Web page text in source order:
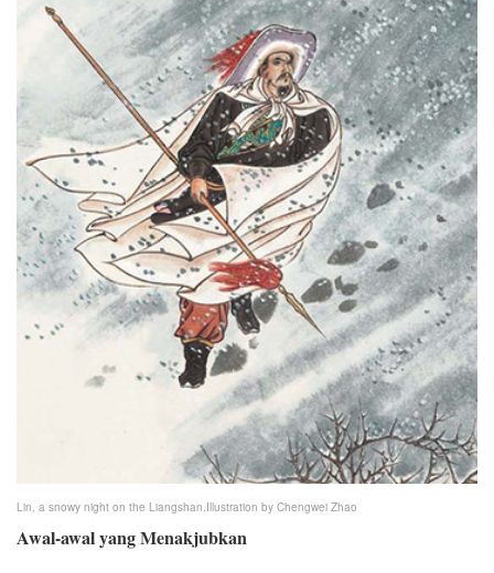
Lin, a snowy night on the Liangshan.Illustration by Chengwei Zhao
Awal-awal yang Menakjubkan